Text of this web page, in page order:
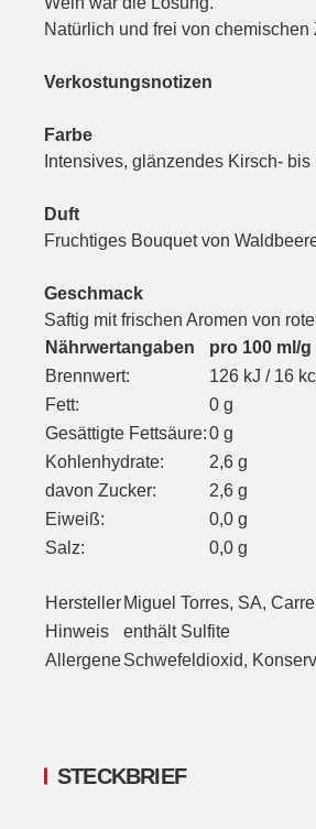
STECKBRIEF
Natürlich und frei von
Verkostungsnotizen
Farbe
Intensives, glänzendes Kirsch-
Duft
Fruchtiges Bouquet von
Geschmack
Saftig mit frischen Aromen von
Nährwertangaben
pro 100 ml/g
Brennwert:
126 kJ / 16
Fett:
0 g
Gesättigte Fettsäure:0 g
Kohlenhydrate:
2,6 g
davon Zucker:
2,6 g
Eiweiß:
0,0 g
Salz:
0,0 g
Hersteller Miguel Torres, SA,
Hinweis
enthält Sulfite
AllergeneSchwefeldioxid,